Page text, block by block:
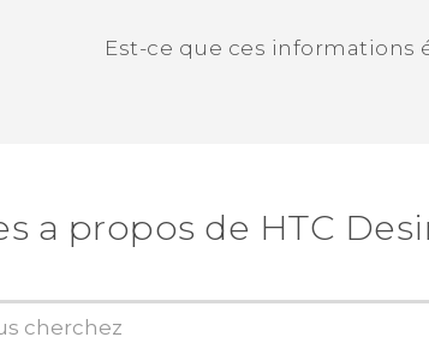
Est-ce que ces informations
a propos de HTC